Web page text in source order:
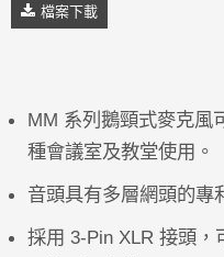
檔案下載
MM 系列鵝頸式麥克風
種會議室及教堂使用。
音頭具有多層網頭的專
採用 3-Pin XLR 接頭，